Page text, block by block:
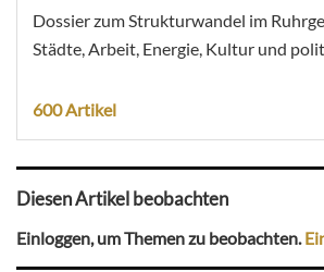
Dossier zum Strukturwandel im
Städte, Arbeit, Energie, Kultur und
600 Artikel
Diesen Artikel beobachten
Einloggen, um Themen zu beobachten.